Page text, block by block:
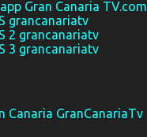
Gran Canaria TV.com
grancanariatv
2 grancanariatv
3 grancanariatv
Canaria GranCanariaTv